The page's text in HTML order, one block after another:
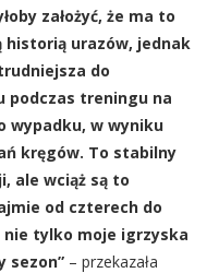
założyć, że ma to
historią urazów, jednak
do
podczas treningu na
wypadku, w wyniku
kręgów. To stabilny
ale wciąż są to
od czterech do
nie tylko moje igrzyska
sezon” – przekazała